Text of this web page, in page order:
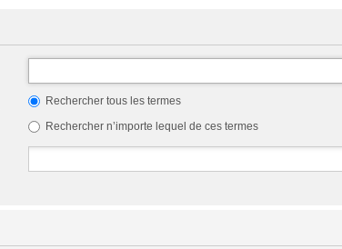
Rechercher tous les termes
Rechercher n’importe lequel de ces termes